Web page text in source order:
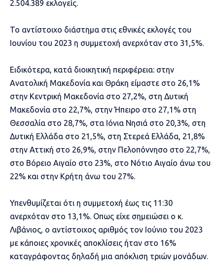
2.504.389 εκλογείς.
Το αντίστοιχο διάστημα στις εθνικές εκλογές του
Ιουνίου του 2023 η συμμετοχή ανερχόταν στο 31,5%.
Ειδικότερα, κατά διοικητική περιφέρεια: στην
Ανατολική Μακεδονία και Θράκη είμαστε στο 26,1%
στην Κεντρική Μακεδονία στο 27,2%, στη Δυτική
Μακεδονία στο 22,7%, στην Ήπειρο στο 27,1% στη
Θεσσαλία στο 28,7%, στα Ιόνια Νησιά στο 20,3%, στη
Δυτική Ελλάδα στο 21,5%, στη Στερεά Ελλάδα, 21,8%
στην Αττική στο 26,9%, στην Πελοπόννησο στο 22,7%,
στο Βόρειο Αιγαίο στο 23%, στο Νότιο Αιγαίο άνω του
22% και στην Κρήτη άνω του 27%.
Υπενθυμίζεται ότι η συμμετοχή έως τις 11:30
ανερχόταν στο 13,1%. Οπως είχε σημειώσει ο κ.
Λιβάνιος, ο αντίστοιχος αριθμός τον Ιούνιο του 2023
με κάποιες χρονικές αποκλίσεις ήταν στο 16%
καταγράφοντας δηλαδή μια απόκλιση τριών μονάδων.